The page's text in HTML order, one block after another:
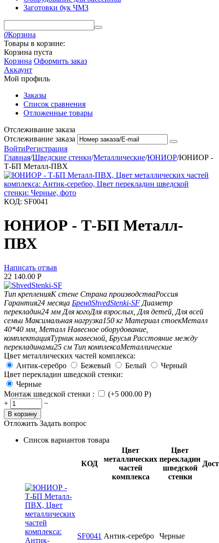
Заготовки бук ЧМЗ
0Корзина
Товары в корзине:
Корзина пуста
Корзина Оформить заказ
Аккаунт
Мой профиль
Заказы
Список сравнения
Отложенные товары
Отслеживание заказа
Отслеживание заказа
ВойтиРегистрация
Главная/Шведские стенки/Металлические/ЮНИОР/ЮНИОР -
Т-БП Металл-ПВХ
КОД: SF0041
ЮНИОР - Т-БП Металл-
ПВХ
Написать отзыв
22 140.00 Р
Тип крепленияК стене Страна производстваРоссия
Гарантия24 месяца БрендShvedStenki-SF Диаметр
перекладин24 мм Для когоДля взрослых, Для детей, Для всей
семьи Максимальная нагрузка150 кг Материал стоекМеталл
40*40 мм, Металл Навесное оборудование,
комплектацияТурник навесной, Брусья Расстояние между
перекладинами25 см Тип комплексаМеталлические
Цвет металлических частей комплекса:
Антик-серебро
Бежевый Белый
Черный
Цвет перекладин шведской стенки:
Черные
Монтаж шведской стенки : (+5 000.00 Р)
+
−
В корзину
Отложить Задать вопрос
Список вариантов товара
КОД
Цвет
металлических
частей
комплекса
Цвет
перекладин
шведской
стенки
SF0041 Антик-серебро Черные